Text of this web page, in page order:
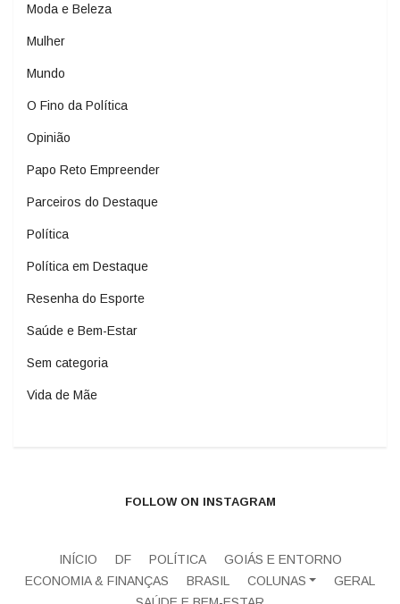
Moda e Beleza
Mulher
Mundo
O Fino da Política
Opinião
Papo Reto Empreender
Parceiros do Destaque
Política
Política em Destaque
Resenha do Esporte
Saúde e Bem-Estar
Sem categoria
Vida de Mãe
FOLLOW ON INSTAGRAM
INÍCIO DF POLÍTICA
GOIÁS E ENTORNO
ECONOMIA & FINANÇAS
BRASIL COLUNAS
GERAL